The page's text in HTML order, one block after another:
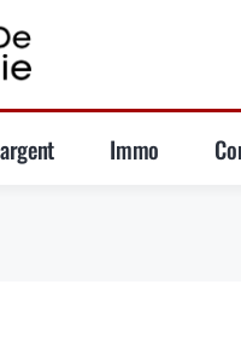
Immo